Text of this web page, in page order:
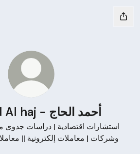
Ahmed Al haj - أحمد الحاج
استشارات اقتصادية | دراسات جدوى
وشركات | معاملات إلكترونية ||